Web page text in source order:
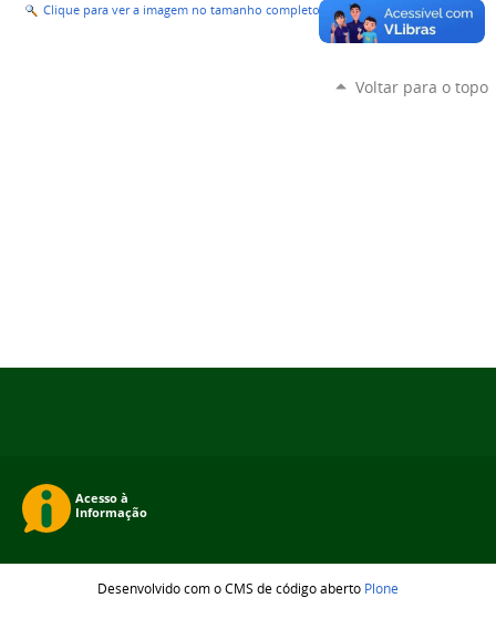
Clique para ver a imagem no tamanho completo… — Tamanho: 188KB
Voltar para o topo
Desenvolvido com o CMS de código aberto Plone